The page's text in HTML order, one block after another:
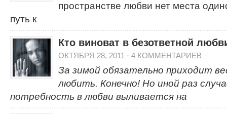
пространстве любви нет места
путь к
Кто виноват в безответной
ОКТЯБРЯ 28, 2011 · 4 КОММЕНТАРИЕВ
За зимой обязательно приходит
любить. Конечно! Но иной раз
потребность в любви выливается на